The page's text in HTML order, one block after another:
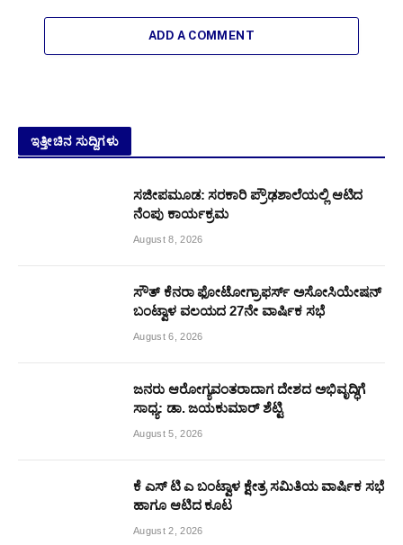
ADD A COMMENT
ಇತ್ತೀಚಿನ ಸುದ್ದಿಗಳು
ಸಜೀಪಮೂಡ: ಸರಕಾರಿ ಪ್ರೌಢಶಾಲೆಯಲ್ಲಿ ಆಟಿದ
ನೆಂಪು ಕಾರ್ಯಕ್ರಮ
August 8, 2026
ಸೌತ್ ಕೆನರಾ ಫೋಟೋಗ್ರಾಫರ್ಸ್ ಅಸೋಸಿಯೇಷನ್
ಬಂಟ್ವಾಳ ವಲಯದ 27ನೇ ವಾರ್ಷಿಕ ಸಭೆ
August 6, 2026
ಜನರು ಆರೋಗ್ಯವಂತರಾದಾಗ ದೇಶದ ಅಭಿವೃದ್ಧಿಗೆ
ಸಾಧ್ಯ: ಡಾ. ಜಯಕುಮಾರ್ ಶೆಟ್ಟಿ
August 5, 2026
ಕೆ ಎಸ್ ಟಿ ಎ ಬಂಟ್ವಾಳ ಕ್ಷೇತ್ರ ಸಮಿತಿಯ ವಾರ್ಷಿಕ ಸಭೆ
ಹಾಗೂ ಆಟಿದ ಕೂಟ
August 2, 2026